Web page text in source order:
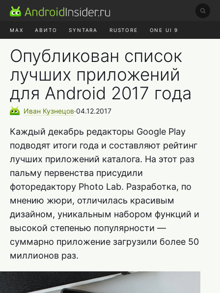
MAX АВИТО SYNTARA RUSTORE ONE UI 9
НАУШНИКИ
Опубликован список
лучших приложений
для Android 2017 года
Иван Кузнецов∙04.12.2017
Каждый декабрь редакторы Google Play
подводят итоги года и составляют рейтинг
лучших приложений каталога. На этот раз
пальму первенства присудили
фоторедактору Photo Lab. Разработка, по
мнению жюри, отличилась красивым
дизайном, уникальным набором функций и
высокой степенью популярности —
суммарно приложение загрузили более 50
миллионов раз.